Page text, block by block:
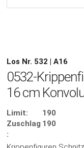
Los Nr. 532 | A16
0532-
16 cm
Limit:
190
Zuschlag
:
190